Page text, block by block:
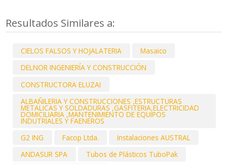
Resultados Similares a:
CIELOS FALSOS Y HOJALATERIA
Masaico
DELNOR INGENIERÍA Y CONSTRUCCIÓN
CONSTRUCTORA ELUZAI
ALBAÑILERIA Y CONSTRUCCIONES ,ESTRUCTURAS
METALICAS Y SOLDADURAS ,GASFITERIA,ELECTRICIDAD
DOMICILIARIA ,MANTENIMIENTO DE EQUIPOS
INDUTRIALES Y FAENEROS
G2 ING
Facop Ltda.
Instalaciones AUSTRAL
ANDASUR SPA
Tubos de Plásticos TuboPak